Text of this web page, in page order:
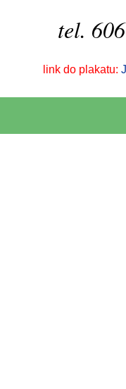
tel.
link do plakatu: